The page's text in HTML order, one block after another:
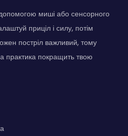
миші або сенсорного
приціл і силу, потім
постріл важливий, тому
практика покращить твою